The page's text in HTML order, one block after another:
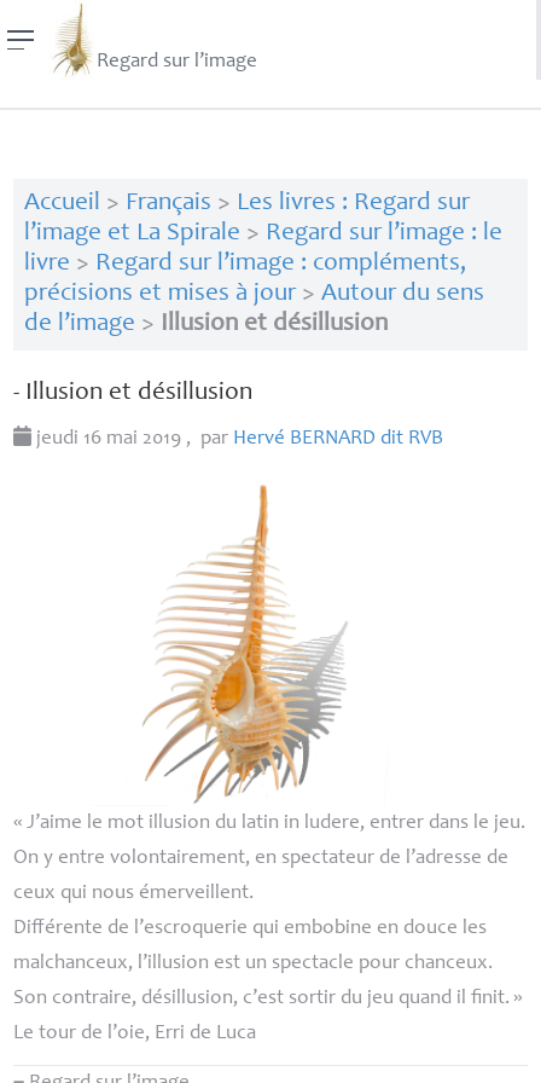
Regard sur l’image
Accueil > Français > Les livres : Regard sur
l’image et La Spirale > Regard sur l’image : le
livre > Regard sur l’image : compléments,
précisions et mises à jour> Autour du sens
de l’image > Illusion et désillusion
- Illusion et désillusion
jeudi 16 mai 2019 , par Hervé BERNARD dit RVB
« J’aime le mot illusion du latin in ludere, entrer dans le jeu.
On y entre volontairement, en spectateur de l’adresse de
ceux qui nous émerveillent.
Différente de l’escroquerie qui embobine en douce les
malchanceux, l’illusion est un spectacle pour chanceux.
Son contraire, désillusion, c’est sortir du jeu quand il finit. »
Le tour de l’oie, Erri de Luca